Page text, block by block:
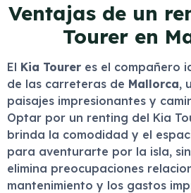
Ventajas de un
Tourer en
El Kia Tourer es el compañero
de las carreteras de Mallorca,
paisajes impresionantes y
Optar por un renting del Kia
brinda la comodidad y el
para aventurarte por la isla,
elimina preocupaciones
mantenimiento y los gastos